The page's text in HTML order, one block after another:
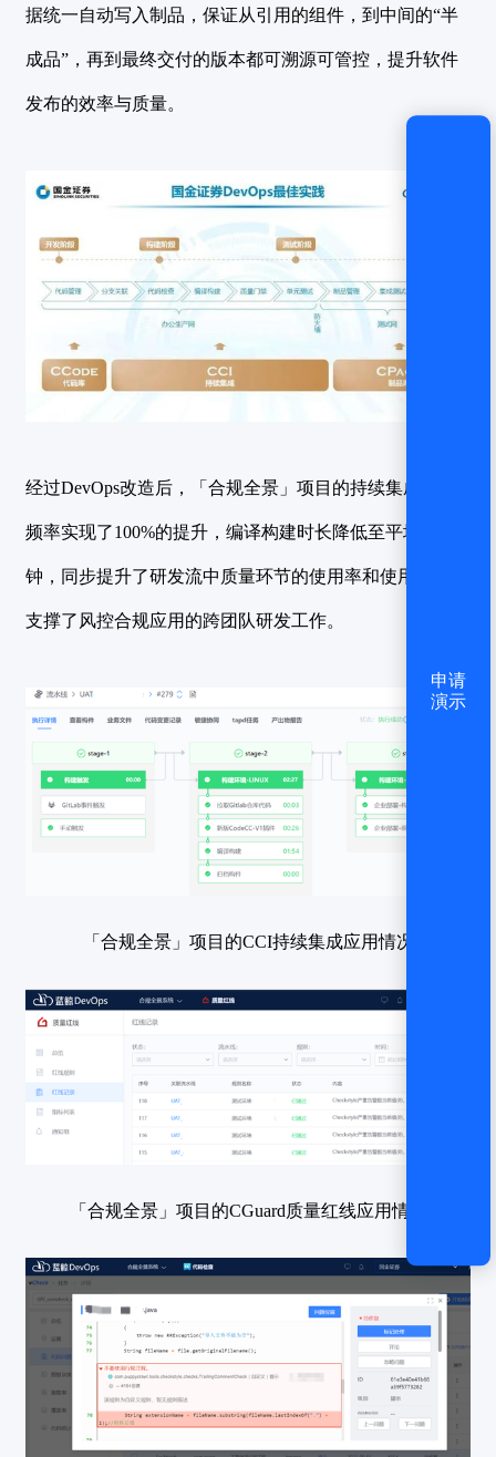
据统一自动写入制品，保证从引用的组件，到中间的“半
成品”，再到最终交付的版本都可溯源可管控，提升软件
发布的效率与质量。
经过DevOps改造后，「合规全景」项目的持续集成响应
频率实现了100%的提升，编译构建时长降低至平均2分
钟，同步提升了研发流中质量环节的使用率和使用效果，
支撑了风控合规应用的跨团队研发工作。
「合规全景」项目的CCI持续集成应用情况
「合规全景」项目的CGuard质量红线应用情况
申请
演示